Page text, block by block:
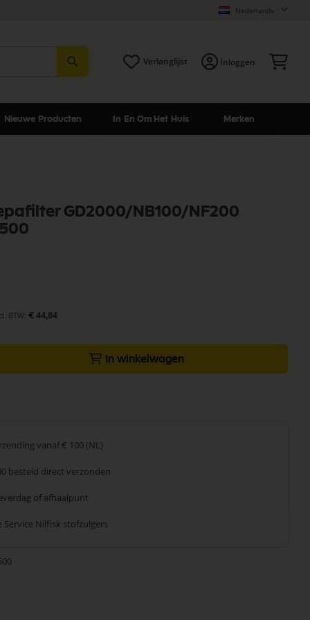
Nederlands
Verlanglijst Inloggen
Nieuwe Producten In En Om Het Huis Merken
GD2000/NB100/NF200
€ 44,84
In winkelwagen
vanaf € 100 (NL)
besteld direct verzonden
of afhaalpunt
Service Nilfisk stofzuigers